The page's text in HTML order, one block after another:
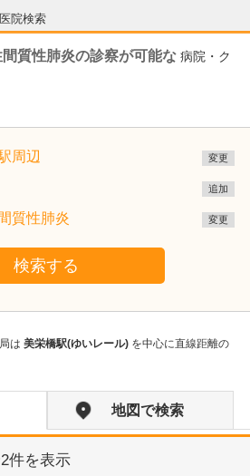
院検索
質性肺炎の診察が可能な 病院・ク
周辺 変更
追加
質性肺炎 変更
検索する
は 美栄橋駅(ゆいレール) を中心に直線距離の
地図で検索
2件を表示